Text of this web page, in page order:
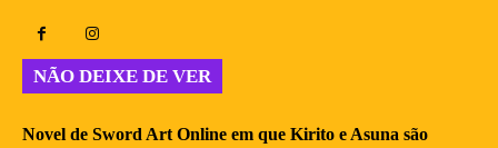
NÃO DEIXE DE VER
Novel de Sword Art Online em que Kirito e Asuna são